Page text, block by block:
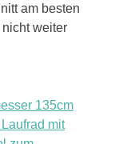
am besten
weiter
135cm
mit